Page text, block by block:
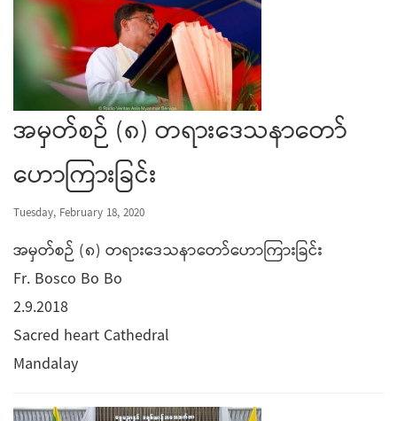
အမှတ်စဉ် (၈) တရားဒေသနာတော်
ဟောကြားခြင်း
Tuesday, February 18, 2020
အမှတ်စဉ် (၈) တရားဒေသနာတော်ဟောကြားခြင်း
Fr. Bosco Bo Bo
2.9.2018
Sacred heart Cathedral
Mandalay